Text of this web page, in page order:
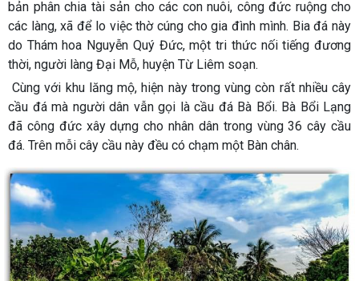
bản phân chia tài sản cho các con nuôi, công đức ruộng cho
các làng, xã để lo việc thờ cúng cho gia đình mình. Bia đá này
do Thám hoa Nguyễn Quý Đức, một tri thức nối tiếng đương
thời, người làng Đại Mỗ, huyện Từ Liêm soạn.
Cùng với khu lăng mộ, hiện này trong vùng còn rất nhiều cây
cầu đá mà người dân vẫn gọi là cầu đá Bà Bổi. Bà Bổi Lạng
đã công đức xây dựng cho nhân dân trong vùng 36 cây cầu
đá. Trên mỗi cây cầu này đều có chạm một Bàn chân.